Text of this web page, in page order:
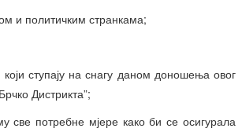
и политичким странкама;
ступају на снагу даном доношења овог
Дистрикта”;
све потребне мјере како би се осигурала